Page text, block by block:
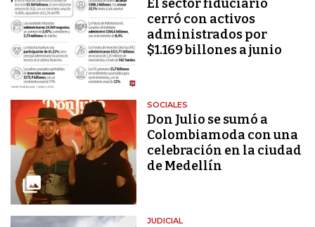
El sector fiduciario
cerró con activos
administrados por
$1.169 billones a junio
SOCIALES
Don Julio se sumó a
Colombiamoda con una
celebración en la ciudad
de Medellín
JUDICIAL